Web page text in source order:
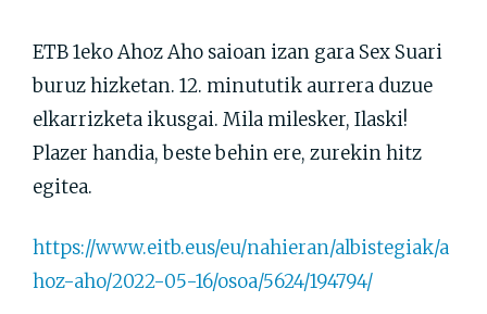
ETB 1eko Ahoz Aho saioan izan gara Sex Suari
buruz hizketan. 12. minututik aurrera duzue
elkarrizketa ikusgai. Mila milesker, Ilaski!
Plazer handia, beste behin ere, zurekin hitz
egitea.
https://www.eitb.eus/eu/nahieran/albistegiak/a
hoz-aho/2022-05-16/osoa/5624/194794/